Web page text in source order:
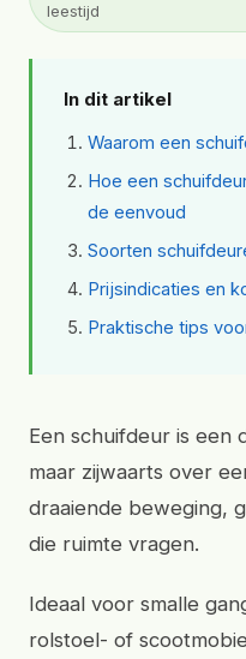
leestijd
In dit artikel
Waarom een
Hoe een
de eenvoud
Soorten
Prijsindicaties en
Praktische tips
Een schuifdeur is een
maar zijwaarts over
draaiende beweging,
die ruimte vragen.
Ideaal voor smalle
rolstoel- of